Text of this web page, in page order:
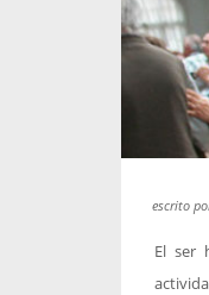
escrito
El ser